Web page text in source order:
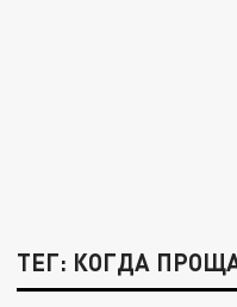
ТЕГ: КОГДА